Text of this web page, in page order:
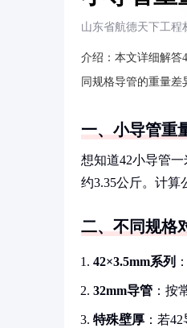
山东省航德天下工程
介绍： 本文详细解答
同规格导管的重量差
一、小导管重
想知道42小导管
约3.35公斤。计算
二、不同规格
42×3.5mm系列
32mm导管 ：按
特殊壁厚 ：若